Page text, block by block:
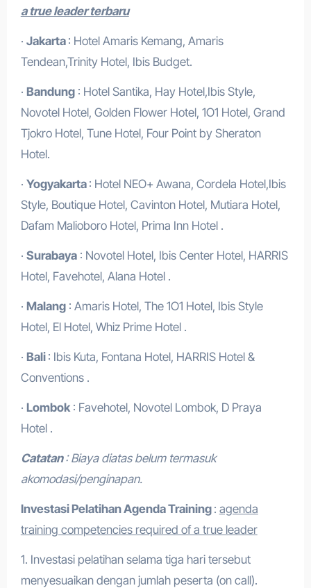
a true leader terbaru
· Jakarta : Hotel Amaris Kemang, Amaris
Tendean,Trinity Hotel, Ibis Budget.
· Bandung: Hotel Santika, Hay Hotel,Ibis Style,
Novotel Hotel, Golden Flower Hotel, 1O1 Hotel, Grand
Tjokro Hotel, Tune Hotel, Four Point by Sheraton
Hotel.
· Yogyakarta : Hotel NEO+ Awana, Cordela Hotel,Ibis
Style, Boutique Hotel, Cavinton Hotel, Mutiara Hotel,
Dafam Malioboro Hotel, Prima Inn Hotel .
· Surabaya: Novotel Hotel, Ibis Center Hotel, HARRIS
Hotel, Favehotel, Alana Hotel .
· Malang: Amaris Hotel, The 1O1 Hotel, Ibis Style
Hotel, El Hotel, Whiz Prime Hotel .
· Bali : Ibis Kuta, Fontana Hotel, HARRIS Hotel &
Conventions .
· Lombok: Favehotel, Novotel Lombok, D Praya
Hotel .
Catatan: Biaya diatas belum termasuk
akomodasi/penginapan.
Investasi Pelatihan Agenda Training : agenda
training competencies required of a true leader
1. Investasi pelatihan selama tiga hari tersebut
menyesuaikan dengan jumlah peserta (on call).